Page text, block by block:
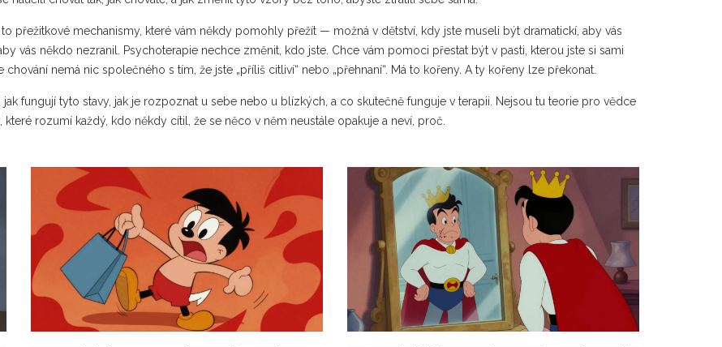
přežitkové mechanismy, které vám někdy pomohly přežít — možná v dětství, kdy jste museli být dramatickí, aby vás
vás někdo nezranil. Psychoterapie nechce změnit, kdo jste. Chce vám pomoci přestat být v pasti, kterou jste si sami
nemá nic společného s tím, že jste „příliš citliví“ nebo „přehnaní“. Má to kořeny. A ty kořeny lze překonat.
fungují tyto stavy, jak je rozpoznat u sebe nebo u blízkých, a co skutečně funguje v terapii. Nejsou tu teorie pro vědce
rozumí každý, kdo někdy cítil, že se něco v něm neustále opakuje a neví, proč.